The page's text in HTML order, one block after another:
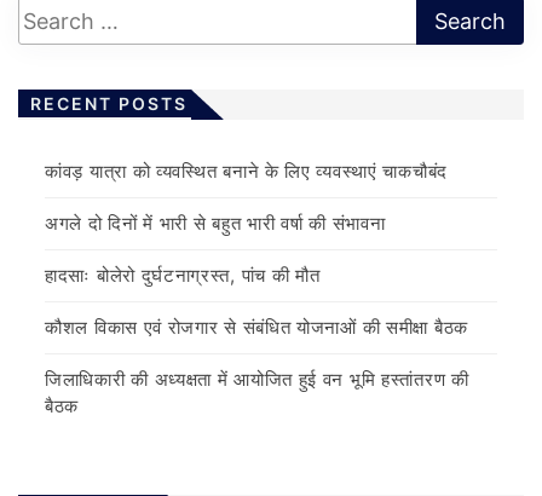
RECENT POSTS
कांवड़ यात्रा को व्यवस्थित बनाने के लिए व्यवस्थाएं चाकचौबंद
अगले दो दिनों में भारी से बहुत भारी वर्षा की संभावना
हादसाः बोलेरो दुर्घटनाग्रस्त, पांच की मौत
कौशल विकास एवं रोजगार से संबंधित योजनाओं की समीक्षा बैठक
जिलाधिकारी की अध्यक्षता में आयोजित हुई वन भूमि हस्तांतरण की
बैठक